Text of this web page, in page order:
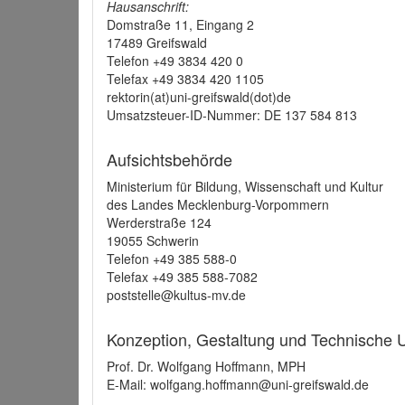
Hausanschrift:
Domstraße 11, Eingang 2
17489 Greifswald
Telefon +49 3834 420 0
Telefax +49 3834 420 1105
rektorin(at)uni-greifswald(dot)de
Umsatzsteuer-ID-Nummer: DE 137 584 813
Aufsichtsbehörde
Ministerium für Bildung, Wissenschaft und Kultur
des Landes Mecklenburg-Vorpommern
Werderstraße 124
19055 Schwerin
Telefon +49 385 588-0
Telefax +49 385 588-7082
poststelle@kultus-mv.de
Konzeption, Gestaltung und Technische
Prof. Dr. Wolfgang Hoffmann, MPH
E-Mail: wolfgang.hoffmann@uni-greifswald.de